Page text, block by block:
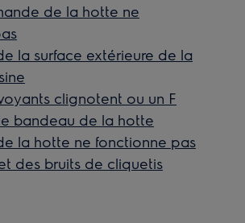
de la hotte ne
la surface extérieure de la
clignotent ou un F
bandeau de la hotte
la hotte ne fonctionne pas
des bruits de cliquetis